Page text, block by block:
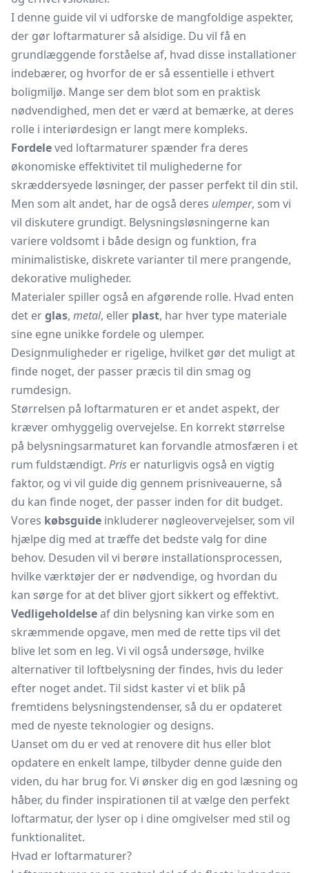
I denne guide vil vi udforske de mangfoldige aspekter,
der gør loftarmaturer så alsidige. Du vil få en
grundlæggende forståelse af, hvad disse installationer
indebærer, og hvorfor de er så essentielle i ethvert
boligmiljø. Mange ser dem blot som en praktisk
nødvendighed, men det er værd at bemærke, at deres
rolle i interiørdesign er langt mere kompleks.
Fordeleved loftarmaturer spænder fra deres
økonomiske effektivitet til mulighederne for
skræddersyede løsninger, der passer perfekt til din stil.
Men som alt andet, har de også deres ulemper, som vi
vil diskutere grundigt. Belysningsløsningerne kan
variere voldsomt i både design og funktion, fra
minimalistiske, diskrete varianter til mere prangende,
dekorative muligheder.
Materialer spiller også en afgørende rolle. Hvad enten
det erglas, metal, eller plast, har hver type materiale
sine egne unikke fordele og ulemper.
Designmuligheder er rigelige, hvilket gør det muligt at
finde noget, der passer præcis til din smag og
rumdesign.
Størrelsen på loftarmaturen er et andet aspekt, der
kræver omhyggelig overvejelse. En korrekt størrelse
på belysningsarmaturet kan forvandle atmosfæren i et
rum fuldstændigt. Pris er naturligvis også en vigtig
faktor, og vi vil guide dig gennem prisniveauerne, så
du kan finde noget, der passer inden for dit budget.
Vores købsguide inkluderer nøgleovervejelser, som vil
hjælpe dig med at træffe det bedste valg for dine
behov. Desuden vil vi berøre installationsprocessen,
hvilke værktøjer der er nødvendige, og hvordan du
kan sørge for at det bliver gjort sikkert og effektivt.
Vedligeholdelseaf din belysning kan virke som en
skræmmende opgave, men med de rette tips vil det
blive let som en leg. Vi vil også undersøge, hvilke
alternativer til loftbelysning der findes, hvis du leder
efter noget andet. Til sidst kaster vi et blik på
fremtidens belysningstendenser, så du er opdateret
med de nyeste teknologier og designs.
Uanset om du er ved at renovere dit hus eller blot
opdatere en enkelt lampe, tilbyder denne guide den
viden, du har brug for. Vi ønsker dig en god læsning og
håber, du finder inspirationen til at vælge den perfekt
loftarmatur, der lyser op i dine omgivelser med stil og
funktionalitet.
Hvad er loftarmaturer?